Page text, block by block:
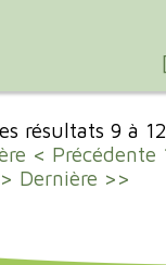
résultats 9 à
< Précédente
Dernière >>